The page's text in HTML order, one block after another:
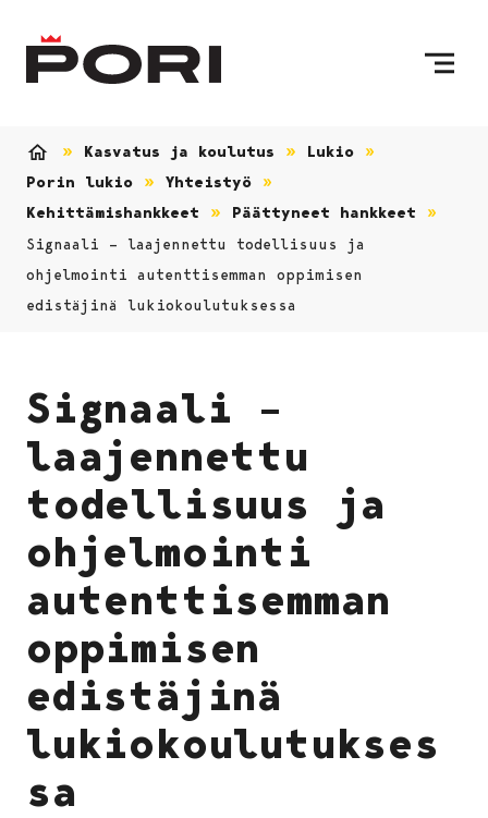
Kasvatus ja koulutus
Lukio
Porin lukio
Yhteistyö
Kehittämishankkeet
Päättyneet hankkeet
Signaali – laajennettu todellisuus ja
ohjelmointi autenttisemman oppimisen
edistäjinä lukiokoulutuksessa
Signaali –
laajennettu
todellisuus ja
ohjelmointi
autenttisemman
oppimisen
edistäjinä
lukiokoulutukses
sa